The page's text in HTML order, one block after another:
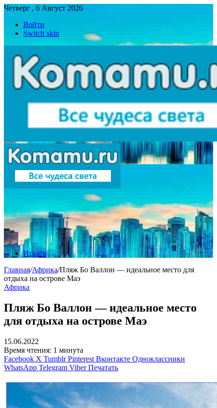
Четверг , 6 Август 2026
Войти
Switch skin
Искать
Главная/Африка/Пляж Бо Валлон — идеальное место для
отдыха на острове Маэ
Африка
Пляж Бо Валлон — идеальное место
для отдыха на острове Маэ
15.06.2022
Время чтения: 1 минута
Facebook X Tumblr Pinterest Вконтакте Одноклассники
WhatsApp Telegram Viber Печатать